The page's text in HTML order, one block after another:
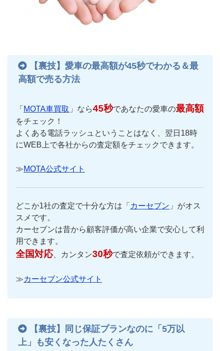
【裏技】愛車の最高額が45秒でわかる＆最
高額で売る方法
「 MOTA車買取 」なら45秒であなたの愛車の最高額
をチェック！
よくある電話ラッシュということはなく、翌日18時
にWEB上で各社からの査定額をチェックできます。
≫MOTA公式サイト
どこか1社の査定で十分な方は「 カーセブン 」がオス
スメです。
カーセブンは昔から顧客評価が高い企業で安心して利
用できます。
全国対応、カンタン30秒で査定依頼ができます。
≫カーセブン公式サイト
【裏技】同じ保証プランなのに「5万以
上」も安くなった人たくさん